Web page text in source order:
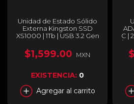
Unidad de Estado Sólido
Externa Kingston SSD
XS1000 | 1Tb | USB 3.2 Gen
SXS1000/1000G
$1,599.00 MXN
EXISTENCIA: 0
Agregar al carrito
C |
/